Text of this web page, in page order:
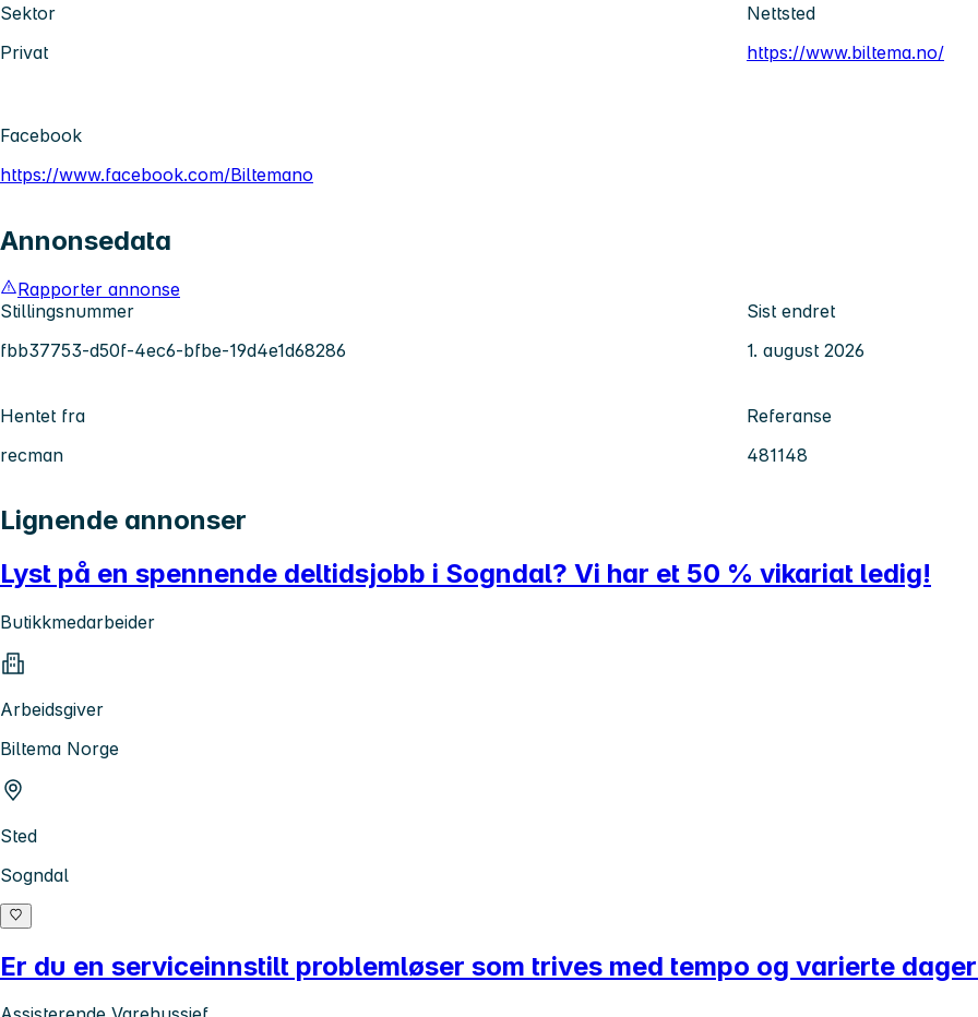
Sektor
Privat
Nettsted
https://www.biltema.no/
Facebook
https://www.facebook.com/Biltemano
Annonsedata
Rapporter annonse
Stillingsnummer
fbb37753-d50f-4ec6-bfbe-19d4e1d68286
Sist endret
1. august 2026
Hentet fra
recman
Referanse
481148
Lignende annonser
Lyst på en spennende deltidsjobb i Sogndal? Vi har et 50 % vikariat ledig!
Butikkmedarbeider
Arbeidsgiver
Biltema Norge
Sted
Sogndal
Er du en serviceinnstilt problemløser som trives med tempo og varierte